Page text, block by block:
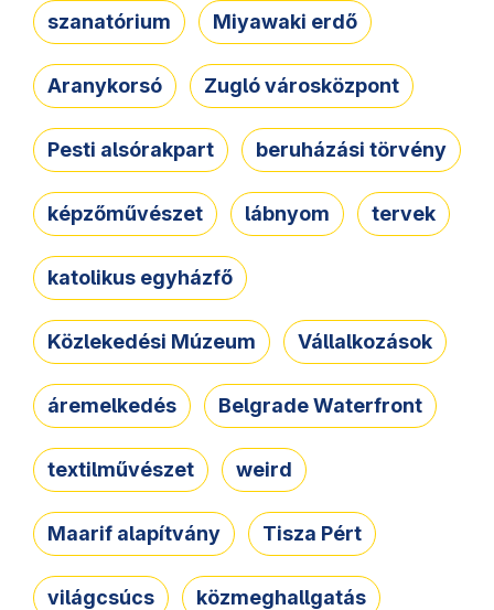
szanatórium Miyawaki erdő
Aranykorsó Zugló városközpont
Pesti alsórakpart beruházási törvény
képzőművészet lábnyom tervek
katolikus egyházfő
Közlekedési Múzeum Vállalkozások
áremelkedés Belgrade Waterfront
textilművészet weird
Maarif alapítvány Tisza Pért
világcsúcs közmeghallgatás